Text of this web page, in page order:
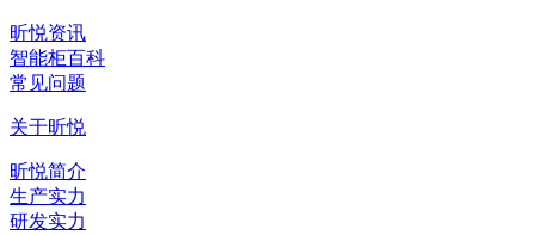
昕悦资讯
智能柜百科
常见问题
关于昕悦
昕悦简介
生产实力
研发实力